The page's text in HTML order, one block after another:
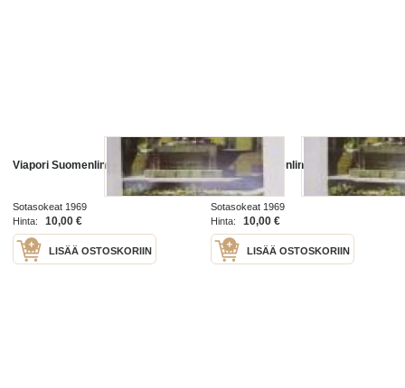
Viapori Suomenlinna
Sotasokeat 1969
Hinta:
10,00 €
LISÄÄ OSTOSKORIIN
Viapori Suomenlinna
Sotasokeat 1969
Hinta:
10,00 €
LISÄÄ OSTOSKORIIN